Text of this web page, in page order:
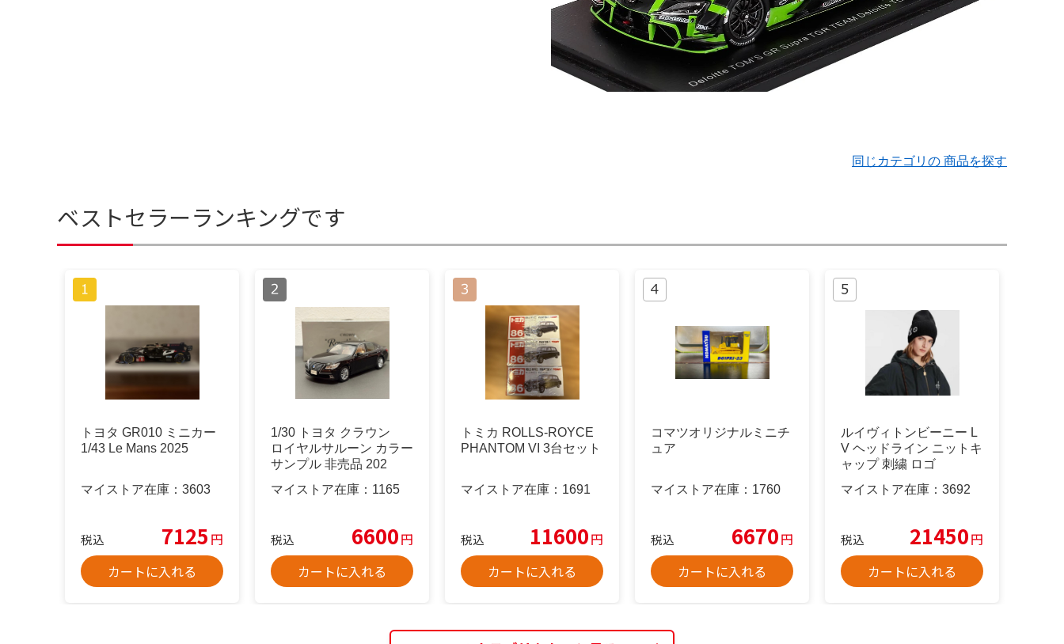
同じカテゴリの 商品を探す
ベストセラーランキングです
トヨタ GR010 ミニカー
1/43 Le Mans 2025
マイストア在庫： 3603
税込 7125 円
カートに入れる
1/30 トヨタ クラウン
ロイヤルサルーン カラー
サンプル 非売品 202
マイストア在庫： 1165
税込 6600円
カートに入れる
トミカ ROLLS-ROYCE
PHANTOM VI 3台セット
マイストア在庫： 1691
税込 11600円
カートに入れる
コマツオリジナルミニチ
ュア
マイストア在庫： 1760
税込 6670円
カートに入れる
ルイヴィトンビーニー L
V ヘッドライン ニットキ
ャップ 刺繍 ロゴ
マイストア在庫： 3692
税込 21450円
カートに入れる